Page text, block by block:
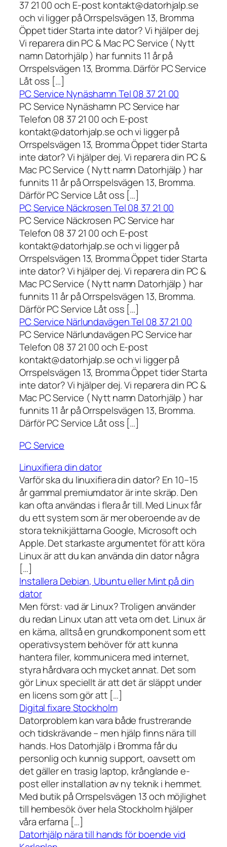
37 21 00 och E-post kontakt@datorhjalp.se
och vi ligger på Orrspelsvägen 13, Bromma
Öppet tider Starta inte dator? Vi hjälper dej.
Vi reparera din PC & Mac PC Service ( Nytt
namn Datorhjälp ) har funnits 11 år på
Orrspelsvägen 13, Bromma. Därför PC Service
Låt oss […]
PC Service Nynäshamn Tel 08 37 21 00
PC Service Nynäshamn PC Service har
Telefon 08 37 21 00 och E-post
kontakt@datorhjalp.se och vi ligger på
Orrspelsvägen 13, Bromma Öppet tider Starta
inte dator? Vi hjälper dej. Vi reparera din PC &
Mac PC Service ( Nytt namn Datorhjälp ) har
funnits 11 år på Orrspelsvägen 13, Bromma.
Därför PC Service Låt oss […]
PC Service Näckrosen Tel 08 37 21 00
PC Service Näckrosen PC Service har
Telefon 08 37 21 00 och E-post
kontakt@datorhjalp.se och vi ligger på
Orrspelsvägen 13, Bromma Öppet tider Starta
inte dator? Vi hjälper dej. Vi reparera din PC &
Mac PC Service ( Nytt namn Datorhjälp ) har
funnits 11 år på Orrspelsvägen 13, Bromma.
Därför PC Service Låt oss […]
PC Service Närlundavägen Tel 08 37 21 00
PC Service Närlundavägen PC Service har
Telefon 08 37 21 00 och E-post
kontakt@datorhjalp.se och vi ligger på
Orrspelsvägen 13, Bromma Öppet tider Starta
inte dator? Vi hjälper dej. Vi reparera din PC &
Mac PC Service ( Nytt namn Datorhjälp ) har
funnits 11 år på Orrspelsvägen 13, Bromma.
Därför PC Service Låt oss […]
PC Service
Linuxifiera din dator
Varför ska du linuxifiera din dator? En 10–15
år gammal premiumdator är inte skräp. Den
kan ofta användas i flera år till. Med Linux får
du ett system som är mer oberoende av de
stora teknikjättarna Google, Microsoft och
Apple. Det starkaste argumentet för att köra
Linux är att du kan använda din dator några
[…]
Installera Debian, Ubuntu eller Mint på din
dator
Men först: vad är Linux? Troligen använder
du redan Linux utan att veta om det. Linux är
en kärna, alltså en grundkomponent som ett
operativsystem behöver för att kunna
hantera filer, kommunicera med internet,
styra hårdvara och mycket annat. Det som
gör Linux speciellt är att det är släppt under
en licens som gör att […]
Digital fixare Stockholm
Datorproblem kan vara både frustrerande
och tidskrävande – men hjälp finns nära till
hands. Hos Datorhjälp i Bromma får du
personlig och kunnig support, oavsett om
det gäller en trasig laptop, krånglande e-
post eller installation av ny teknik i hemmet.
Med butik på Orrspelsvägen 13 och möjlighet
till hembesök över hela Stockholm hjälper
våra erfarna […]
Datorhjälp nära till hands för boende vid